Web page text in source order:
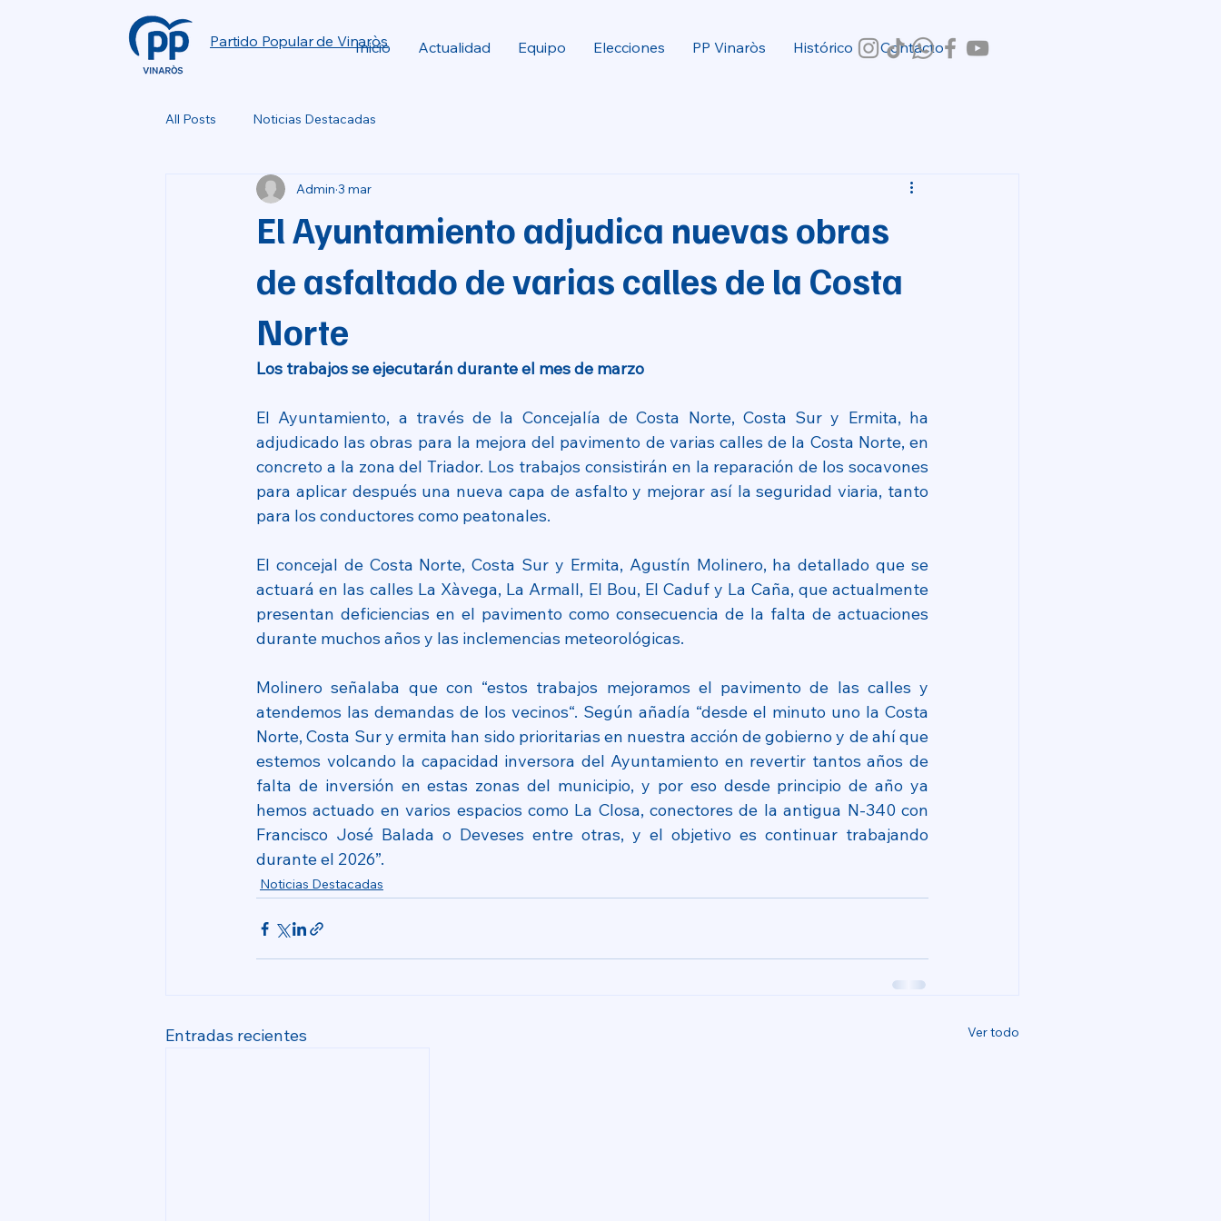
Partido Popular de Vinaròs
Inicio Actualidad Equipo Elecciones PP Vinaròs Histórico Contacto
All Posts Noticias Destacadas
El Ayuntamiento adjudica nuevas obras
de asfaltado de varias calles de la Costa
Norte
Admin 3 mar
Los trabajos se ejecutarán durante el mes de marzo
El Ayuntamiento, a través de la Concejalía de Costa Norte, Costa Sur y Ermita, ha
adjudicado las obras para la mejora del pavimento de varias calles de la Costa Norte, en
concreto a la zona del Triador. Los trabajos consistirán en la reparación de los socavones
para aplicar después una nueva capa de asfalto y mejorar así la seguridad viaria, tanto
para los conductores como peatonales.
El concejal de Costa Norte, Costa Sur y Ermita, Agustín Molinero, ha detallado que se
actuará en las calles La Xàvega, La Armall, El Bou, El Caduf y La Caña, que actualmente
presentan deficiencias en el pavimento como consecuencia de la falta de actuaciones
durante muchos años y las inclemencias meteorológicas.
Molinero señalaba que con “estos trabajos mejoramos el pavimento de las calles y
atendemos las demandas de los vecinos“. Según añadía “desde el minuto uno la Costa
Norte, Costa Sur y ermita han sido prioritarias en nuestra acción de gobierno y de ahí que
estemos volcando la capacidad inversora del Ayuntamiento en revertir tantos años de
falta de inversión en estas zonas del municipio, y por eso desde principio de año ya
hemos actuado en varios espacios como La Closa, conectores de la antigua N-340 con
Francisco José Balada o Deveses entre otras, y el objetivo es continuar trabajando
durante el 2026”.
Noticias Destacadas
Entradas recientes Ver todo